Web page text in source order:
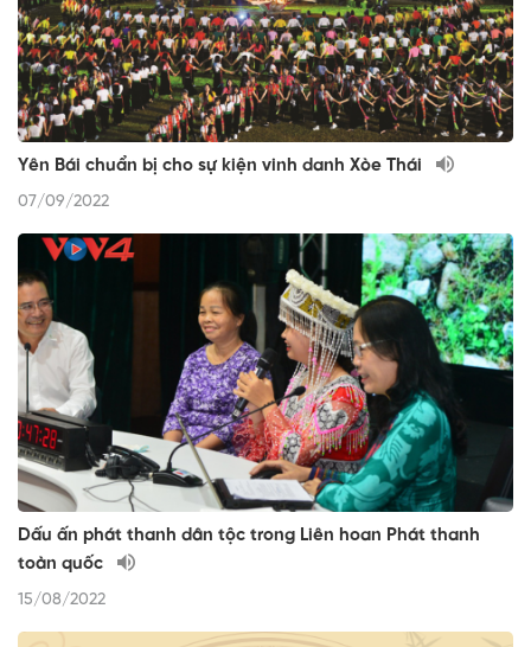
Yên Bái chuẩn bị cho sự kiện vinh danh Xòe Thái
07/09/2022
Dấu ấn phát thanh dân tộc trong Liên hoan Phát thanh
toàn quốc
15/08/2022